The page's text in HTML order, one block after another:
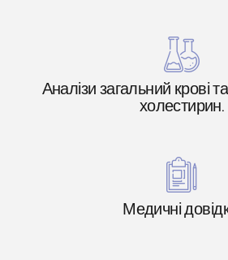
Аналізи загальний крові
холестирин.
Медичні